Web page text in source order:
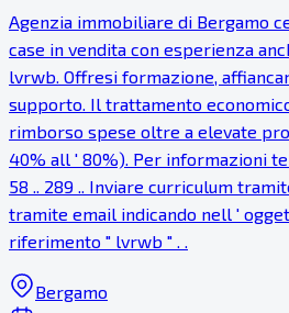
Agenzia immobiliare di Bergamo
case in vendita con esperienza
lvrwb. Offresi formazione,
supporto. Il trattamento
rimborso spese oltre a elevate
40% all ' 80%). Per informazioni
58 .. 289 .. Inviare curriculum
tramite email indicando nell '
riferimento " lvrwb " . .
Bergamo